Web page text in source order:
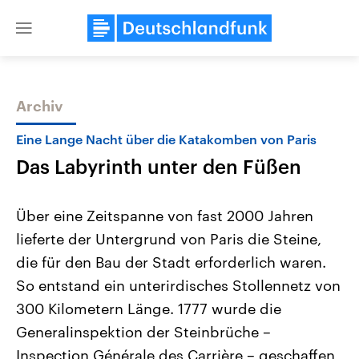
Close
Themen
Landtagswahl Sachsen-Anhalt
2026
Alle Informationen
Sachsen-Anhalt wählt am 6.
September 2026 einen neuen
Landtag. Seit 2021 wird das
Bundesland von einer Koalition aus
USA
Aktuelle Beiträge,
Hintergründe
Wirtschaftlich und
gehören die Vereinigten
mit großem Einfluss auf
Archiv
Eine Lange Nacht über die Katakomben von Paris
Das Labyrinth unter den Füßen
Über eine Zeitspanne von fast 2000 Jahren
lieferte der Untergrund von Paris die Steine,
die für den Bau der Stadt erforderlich waren.
So entstand ein unterirdisches Stollennetz von
300 Kilometern Länge. 1777 wurde die
Generalinspektion der Steinbrüche –
Inspection Générale des Carrière – geschaffen,